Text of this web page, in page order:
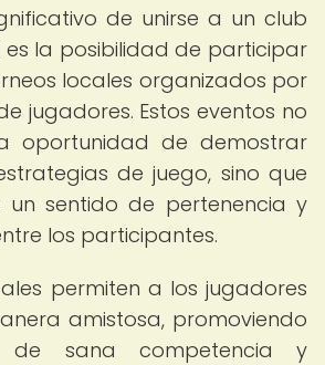
de unirse a un club
es la posibilidad de participar
locales organizados por
jugadores. Estos eventos no
oportunidad de demostrar
de juego, sino que
un sentido de pertenencia y
los participantes.
permiten a los jugadores
amistosa, promoviendo
de sana competencia y